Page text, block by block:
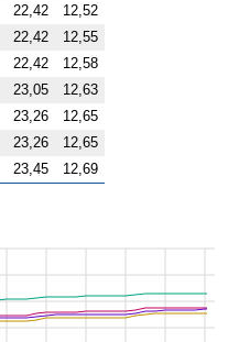
22,42
12,52
22,42
12,55
22,42
12,58
23,05
12,63
23,26
12,65
23,26
12,65
23,45 12,69